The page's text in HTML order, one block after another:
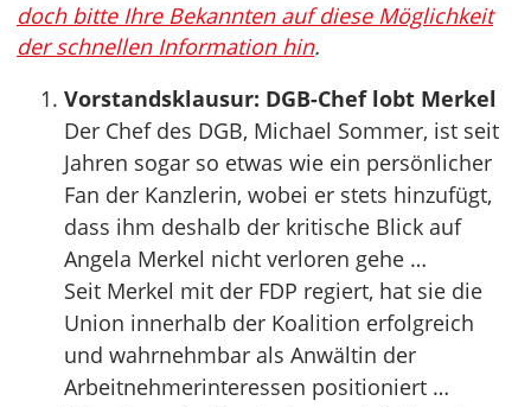
doch bitte Ihre Bekannten auf diese Möglichkeit
der schnellen Information hin.
Vorstandsklausur: DGB-Chef lobt Merkel
Der Chef des DGB, Michael Sommer, ist seit
Jahren sogar so etwas wie ein persönlicher
Fan der Kanzlerin, wobei er stets hinzufügt,
dass ihm deshalb der kritische Blick auf
Angela Merkel nicht verloren gehe …
Seit Merkel mit der FDP regiert, hat sie die
Union innerhalb der Koalition erfolgreich
und wahrnehmbar als Anwältin der
Arbeitnehmerinteressen positioniert …